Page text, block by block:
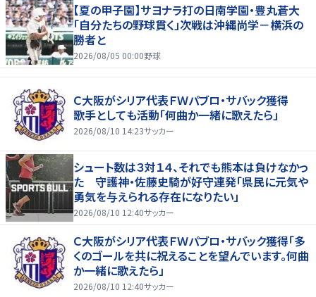
【夏の甲子園】サヨナラ打の日南学園・豊丸蒼大
「自分たちの野球貫く」次戦は沖縄尚学－横浜の
勝者と
2026/08/05 00:00野球
Ｃ大阪がシリア代表ＦＷパブロ・サバック獲得
歌手としても活動「何曲か一緒に歌えたら」
2026/08/10 14:23サッカー
シュート数は３対１４、それでも熊本は負けなかっ
た 守護神・佐藤史騎が好守連発「県民に元気や
勇気を与えられる存在になりたい」
2026/08/10 12:40サッカー
Ｃ大阪がシリア代表ＦＷパブロ・サバック獲得「多
くのゴールを共に祝えることを望んでいます。何曲
か一緒に歌えたら」
2026/08/10 12:40サッカー